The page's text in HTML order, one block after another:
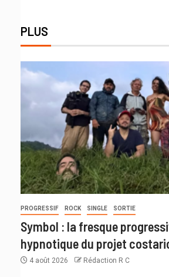
PLUS
PROGRESSIF ROCK SINGLE SORTIE
Symbol : la fresque
hypnotique du projet
4 août 2026 Rédaction R C